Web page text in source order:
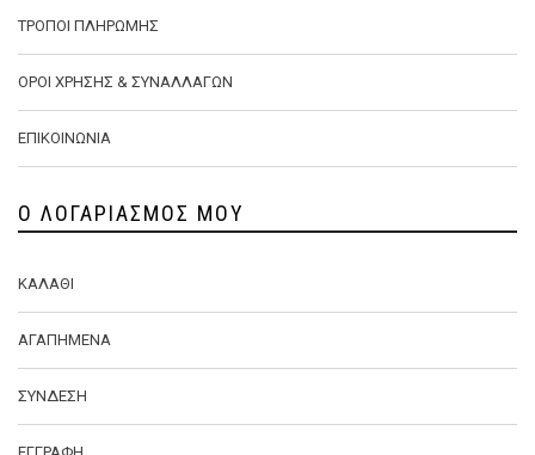
ΤΡΌΠΟΙ ΠΛΗΡΩΜΉΣ
ΌΡΟΙ ΧΡΉΣΗΣ & ΣΥΝΑΛΛΑΓΏΝ
ΕΠΙΚΟΙΝΩΝΊΑ
Ο ΛΟΓΑΡΙΑΣΜΌΣ ΜΟΥ
ΚΑΛΆΘΙ
ΑΓΑΠΗΜΈΝΑ
ΣΎΝΔΕΣΗ